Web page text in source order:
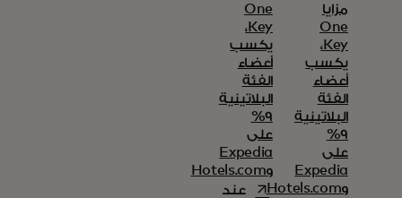
مزايا
One
Key،
يكسب
أعضاء
الفئة
البلاتينية
9%
على
Expedia
وHotels.com
One
Key،
يكسب
أعضاء
الفئة
البلاتينية
9%
على
Expedia
وHotels.com
opens in a new tab
عند